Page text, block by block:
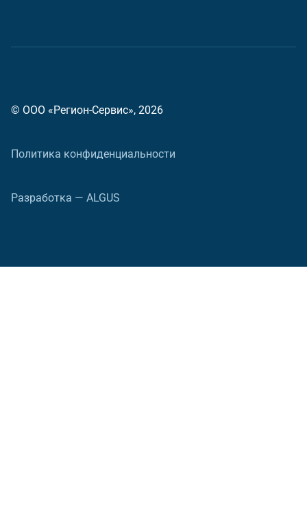
© ООО «Регион-Сервис», 2026
Политика конфиденциальности
Разработка — ALGUS